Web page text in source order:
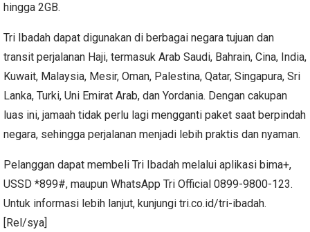
hingga 2GB.
Tri Ibadah dapat digunakan di berbagai negara tujuan dan
transit perjalanan Haji, termasuk Arab Saudi, Bahrain, Cina, India,
Kuwait, Malaysia, Mesir, Oman, Palestina, Qatar, Singapura, Sri
Lanka, Turki, Uni Emirat Arab, dan Yordania. Dengan cakupan
luas ini, jamaah tidak perlu lagi mengganti paket saat berpindah
negara, sehingga perjalanan menjadi lebih praktis dan nyaman.
Pelanggan dapat membeli Tri Ibadah melalui aplikasi bima+,
USSD *899#, maupun WhatsApp Tri Official 0899-9800-123.
Untuk informasi lebih lanjut, kunjungi tri.co.id/tri-ibadah.
[Rel/sya]